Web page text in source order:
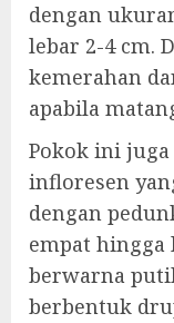
dengan
lebar 2-4 cm.
kemerahan
apabila
Pokok ini
infloresen
dengan
empat
berwarna
berbentuk